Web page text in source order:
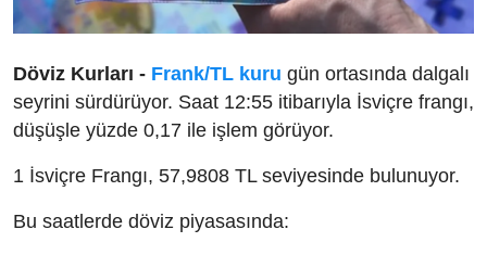
Döviz Kurları - Frank/TL kuru gün ortasında dalgalı
seyrini sürdürüyor. Saat 12:55 itibarıyla İsviçre frangı,
düşüşle yüzde 0,17 ile işlem görüyor.
1 İsviçre Frangı, 57,9808 TL seviyesinde bulunuyor.
Bu saatlerde döviz piyasasında: